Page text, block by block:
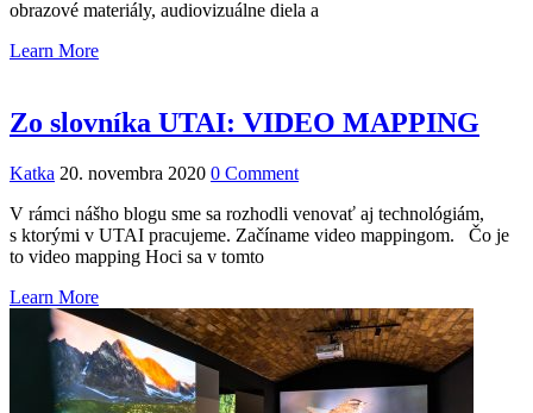
obrazové materiály, audiovizuálne diela a
Learn More
Zo slovníka UTAI: VIDEO MAPPING
Katka 20. novembra 2020 0 Comment
V rámci nášho blogu sme sa rozhodli venovať aj technológiám,
s ktorými v UTAI pracujeme. Začíname video mappingom. Čo je
to video mapping Hoci sa v tomto
Learn More